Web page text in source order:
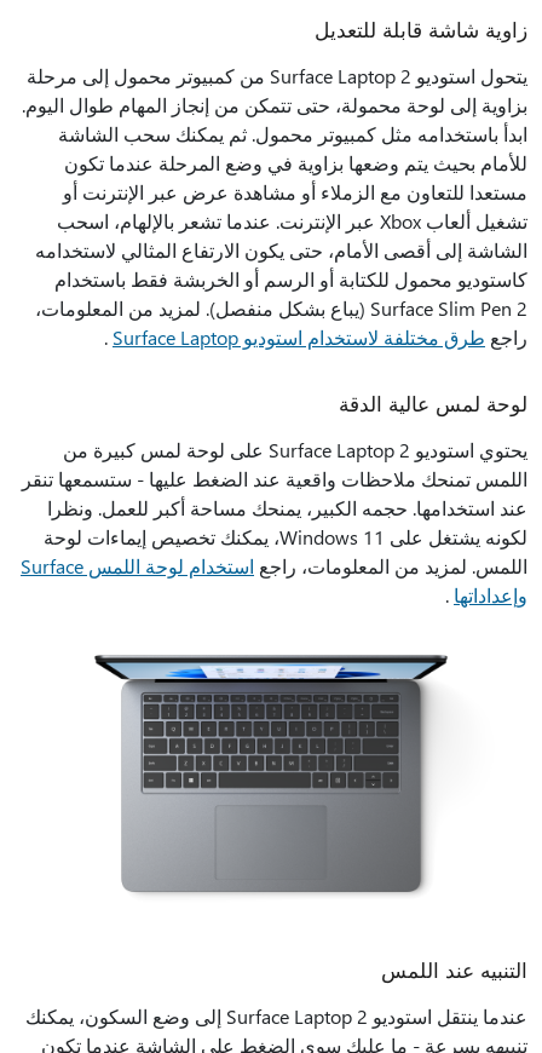
زاوية شاشة قابلة للتعديل
يتحول استوديو Surface Laptop 2 من كمبيوتر محمول إلى مرحلة
بزاوية إلى لوحة محمولة، حتى تتمكن من إنجاز المهام طوال اليوم.
ابدأ باستخدامه مثل كمبيوتر محمول. ثم يمكنك سحب الشاشة
للأمام بحيث يتم وضعها بزاوية في وضع المرحلة عندما تكون
مستعدا للتعاون مع الزملاء أو مشاهدة عرض عبر الإنترنت أو
تشغيل ألعاب Xbox عبر الإنترنت. عندما تشعر بالإلهام، اسحب
الشاشة إلى أقصى الأمام، حتى يكون الارتفاع المثالي لاستخدامه
كاستوديو محمول للكتابة أو الرسم أو الخربشة فقط باستخدام
Surface Slim Pen 2 (يباع بشكل منفصل). لمزيد من المعلومات،
راجع طرق مختلفة لاستخدام استوديو Surface Laptop .
لوحة لمس عالية الدقة
يحتوي استوديو Surface Laptop 2 على لوحة لمس كبيرة من
اللمس تمنحك ملاحظات واقعية عند الضغط عليها - ستسمعها تنقر
عند استخدامها. حجمه الكبير، يمنحك مساحة أكبر للعمل. ونظرا
لكونه يشتغل على Windows 11، يمكنك تخصيص إيماءات لوحة
اللمس. لمزيد من المعلومات، راجع
استخدام لوحة اللمس Surface
وإعداداتها .
التنبيه عند اللمس
عندما ينتقل استوديو Surface Laptop 2 إلى وضع السكون، يمكنك
تنبيهه بسرعة - ما عليك سوى الضغط على الشاشة عندما تكون